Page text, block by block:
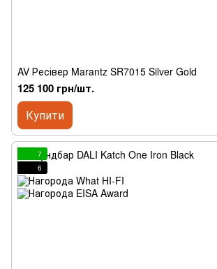
AV Ресівер Marantz SR7015 Silver Gold
125 100 грн/шт.
Купити
7
6